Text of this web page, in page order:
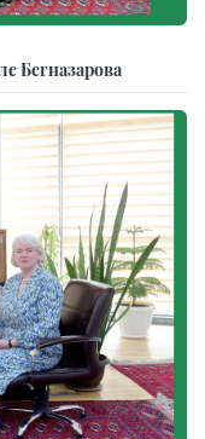
Бегназарова